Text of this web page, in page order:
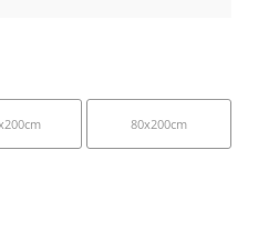
80x200cm